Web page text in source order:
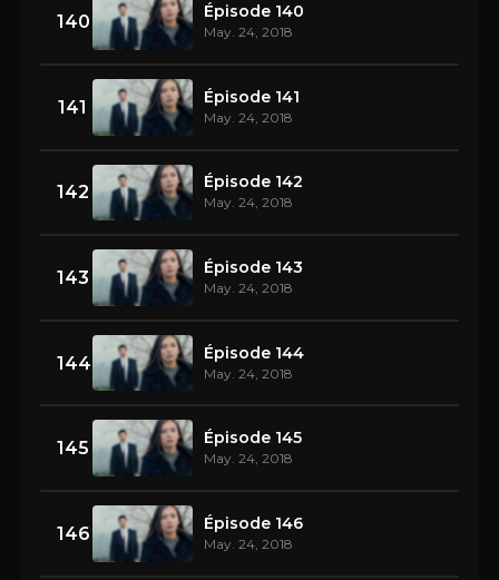
140 Épisode 140
May. 24, 2018
141 Épisode 141
May. 24, 2018
142 Épisode 142
May. 24, 2018
143 Épisode 143
May. 24, 2018
144 Épisode 144
May. 24, 2018
145 Épisode 145
May. 24, 2018
146 Épisode 146
May. 24, 2018